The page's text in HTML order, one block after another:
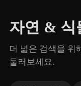
자연 & 식
더 넓은 검색을 위
둘러보세요.